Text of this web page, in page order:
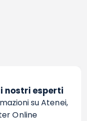
nostri esperti
su Atenei,
Online